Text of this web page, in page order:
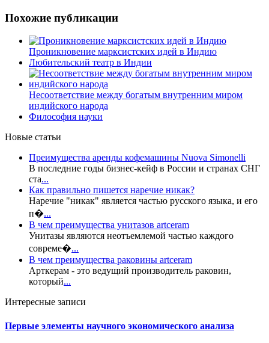
Похожие публикации
Проникновение марксистских идей в Индию
Любительский театр в Индии
Несоответствие между богатым внутренним миром
индийского народа
Философия науки
Новые статьи
Преимущества аренды кофемашины Nuova Simonelli
В последние годы бизнес-кейф в России и странах СНГ
ста...
Как правильно пишется наречие никак?
Наречие "никак" является частью русского языка, и его
п�...
В чем преимущества унитазов artceram
Унитазы являются неотъемлемой частью каждого
совреме�...
В чем преимущества раковины artceram
Арткерам - это ведущий производитель раковин,
который...
Интересные записи
Первые элементы научного экономического анализа